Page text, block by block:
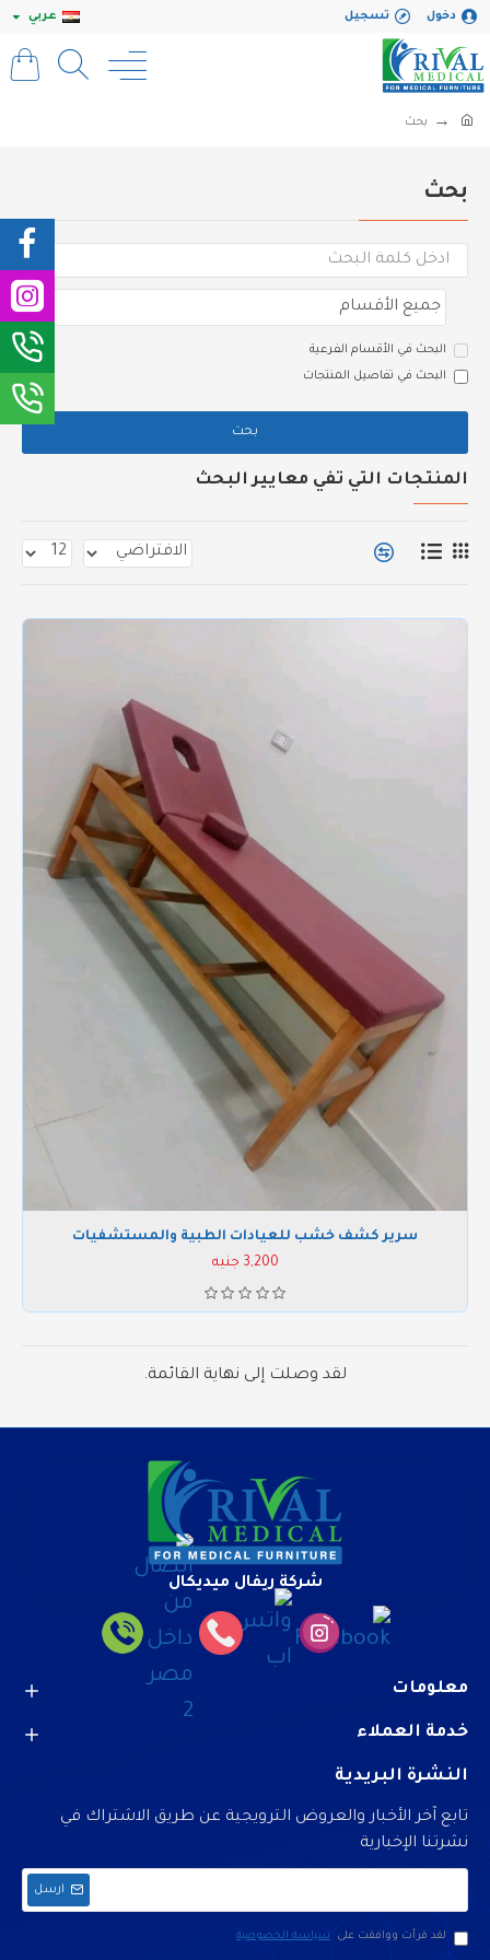
دخول تسجيل عربي
بحث
بحث
البحث في الأقسام الفرعية
البحث في تفاصيل المنتجات
بحث
المنتجات التي تفي معايير البحث
سرير كشف خشب للعيادات الطبية والمستشفيات
3,200 جنيه
لقد وصلت إلى نهاية القائمة.
شركة ريفال ميديكال
معلومات
خدمة العملاء
النشرة البريدية
تابع آخر الأخبار والعروض الترويجية عن طريق الاشتراك في
نشرتنا الإخبارية
ارسل
لقد قرأت ووافقت على سياسة الخصوصية